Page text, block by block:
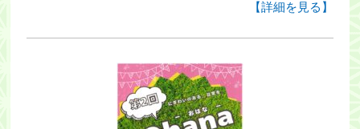
【詳細を見る】